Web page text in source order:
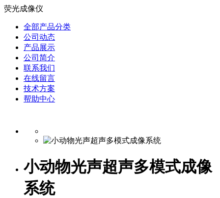
荧光成像仪
全部产品分类
公司动态
产品展示
公司简介
联系我们
在线留言
技术方案
帮助中心
小动物光声超声多模式成像
系统